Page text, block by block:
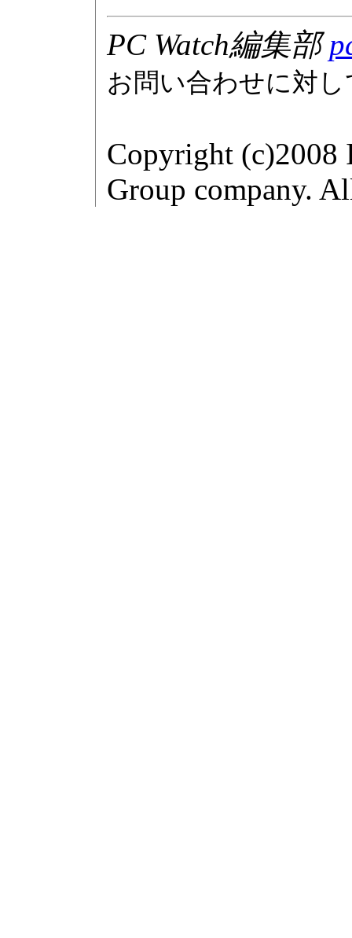
PC Watch編集部
お問い合わせに対
Copyright (c)2008
Group company.